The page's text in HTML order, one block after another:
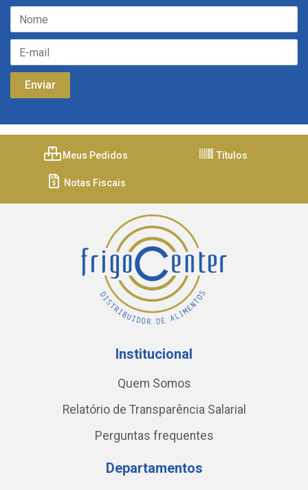
Meus Pedidos Títulos
Notas Fiscais
Institucional
Quem Somos
Relatório de Transparência Salarial
Perguntas frequentes
Departamentos